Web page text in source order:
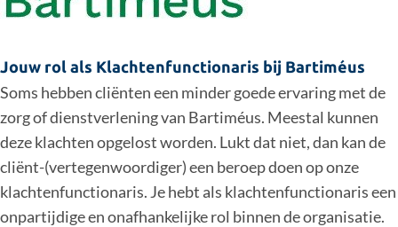
Jouw rol als Klachtenfunctionaris bij Bartiméus
Soms hebben cliënten een minder goede ervaring met de
zorg of dienstverlening van Bartiméus. Meestal kunnen
deze klachten opgelost worden. Lukt dat niet, dan kan de
cliënt-(vertegenwoordiger) een beroep doen op onze
klachtenfunctionaris. Je hebt als klachtenfunctionaris een
onpartijdige en onafhankelijke rol binnen de organisatie.